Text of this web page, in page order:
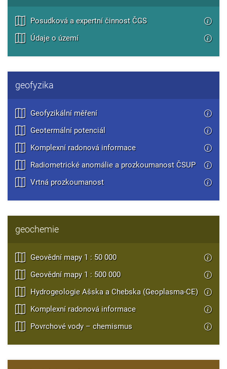
Posudková a expertní činnost ČGS
Údaje o území
geofyzika
Geofyzikální měření
Geotermální potenciál
Komplexní radonová informace
Radiometrické anomálie a prozkoumanost ČSUP
Vrtná prozkoumanost
geochemie
Geovědní mapy 1 : 50 000
Geovědní mapy 1 : 500 000
Hydrogeologie Ašska a Chebska (Geoplasma-CE)
Komplexní radonová informace
Povrchové vody – chemismus